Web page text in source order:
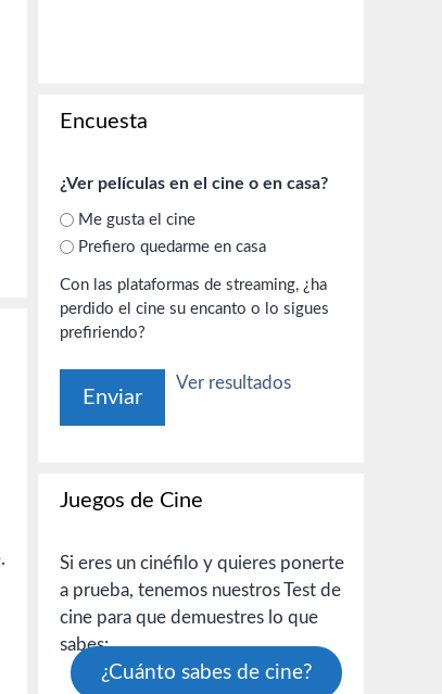
Encuesta
¿Ver películas en el cine o en casa?
Me gusta el cine
Prefiero quedarme en casa
Con las plataformas de streaming, ¿ha
perdido el cine su encanto o lo sigues
prefiriendo?
Ver resultados
Juegos de Cine
Si eres un cinéfilo y quieres ponerte
a prueba, tenemos nuestros Test de
cine para que demuestres lo que
sabes:
¿Cuánto sabes de cine?